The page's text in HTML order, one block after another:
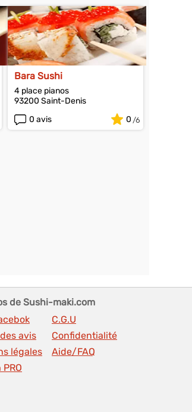
Bara Sushi
4 place pianos
93200 Saint-Denis
0 avis
0
de Sushi-maki.com
C.G.U
avis
Confidentialité
légales
Aide/FAQ